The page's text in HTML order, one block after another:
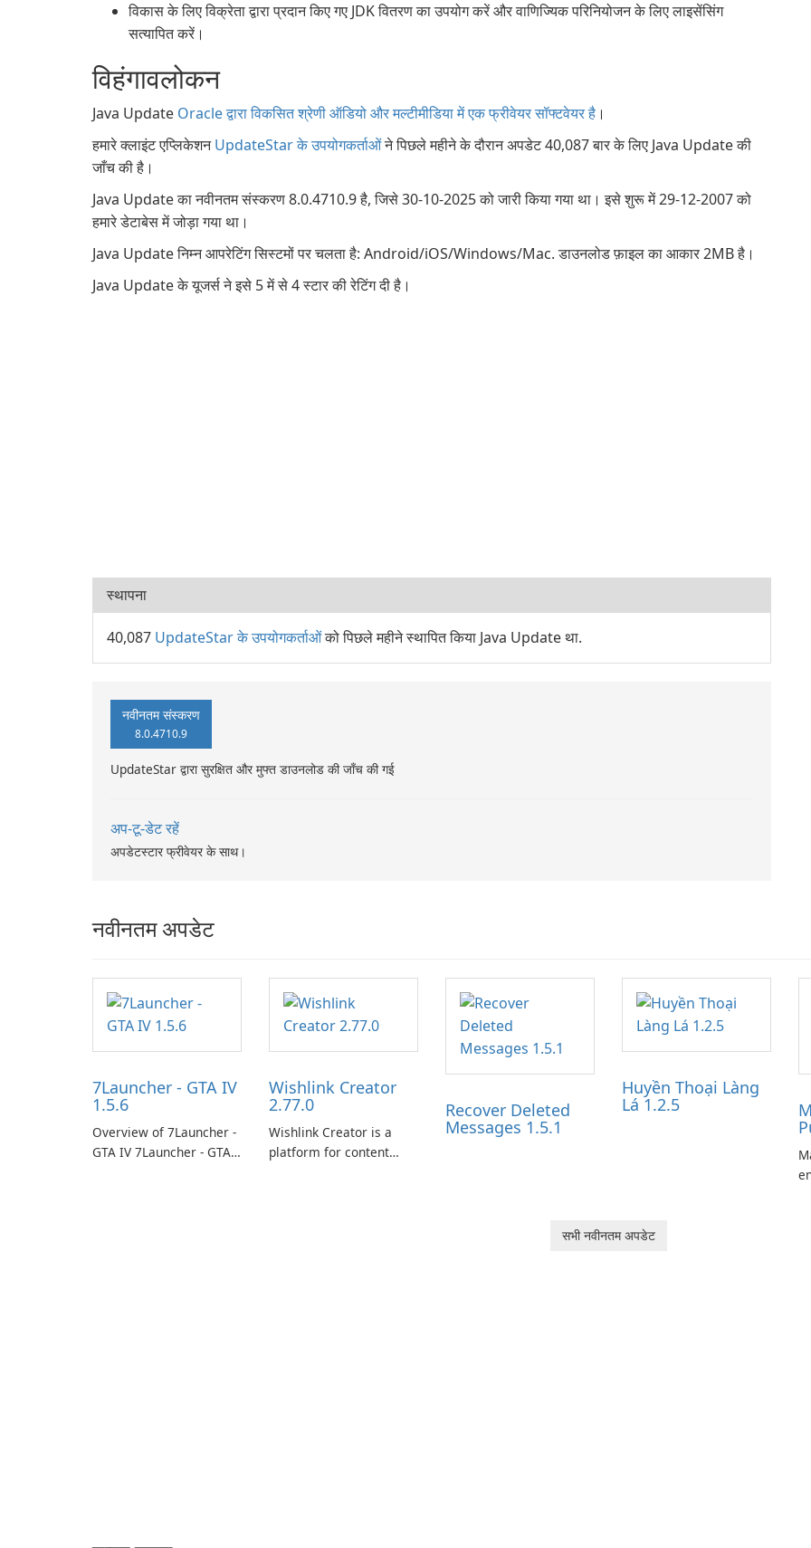
विकास के लिए विक्रेता द्वारा प्रदान किए गए JDK वितरण का उपयोग करें और वाणिज्यिक परिनियोजन के लिए लाइसेंसिंग
सत्यापित करें।
विहंगावलोकन
Java Update Oracle द्वारा विकसित श्रेणी ऑडियो और मल्टीमीडिया में एक फ्रीवेयर सॉफ्टवेयर है ।
हमारे क्लाइंट एप्लिकेशनUpdateStar के उपयोगकर्ताओंने पिछले महीने के दौरान अपडेट 40,087 बार के लिए Java Update की
जाँच की है।
Java Update का नवीनतम संस्करण 8.0.4710.9 है, जिसे 30-10-2025 को जारी किया गया था। इसे शुरू में 29-12-2007 को
हमारे डेटाबेस में जोड़ा गया था।
Java Update निम्न आपरेटिंग सिस्टमों पर चलता है: Android/iOS/Windows/Mac. डाउनलोड फ़ाइल का आकार 2MB है।
Java Update के यूजर्स ने इसे 5 में से 4 स्टार की रेटिंग दी है।
स्थापना
40,087 UpdateStar के उपयोगकर्ताओंको पिछले महीने स्थापित किया Java Update था.
नवीनतम संस्करण
8.0.4710.9
UpdateStar द्वारा सुरक्षित और मुफ्त डाउनलोड की जाँच की गई
अप-टू-डेट रहें
अपडेटस्टार फ्रीवेयर के साथ।
नवीनतम अपडेट
7Launcher - GTA IV
1.5.6
Overview of 7Launcher -
GTA IV 7Launcher - GTA
Wishlink Creator
2.77.0
Wishlink Creator is a
platform for content
Recover Deleted
Messages 1.5.1
Huyền Thoại Làng
Lá 1.2.5
सभी नवीनतम अपडेट